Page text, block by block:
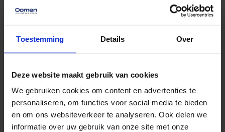
Toestemming Details Over
Deze website maakt gebruik van cookies
We gebruiken cookies om content en advertenties te
personaliseren, om functies voor social media te bieden
en om ons websiteverkeer te analyseren. Ook delen we
informatie over uw gebruik van onze site met onze
Opslag mogelijkheden
verhuisservice
Roep je opslagbox op via onze app